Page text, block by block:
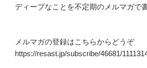
ディープなことを不定期のメルマガで
メルマガの登録はこちらからどうぞ
https://resast.jp/subscribe/46681/